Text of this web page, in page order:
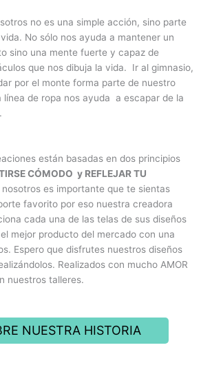
no es una simple acción, sino parte
No sólo nos ayuda a mantener un
sino una mente fuerte y capaz de
que nos dibuja la vida. Ir al gimnasio,
por el monte forma parte de nuestro
de ropa nos ayuda a escapar de la
están basadas en dos principios
CÓMODO y REFLEJAR TU
nosotros es importante que te sientas
favorito por eso nuestra creadora
cada una de las telas de sus diseños
mejor producto del mercado con una
Espero que disfrutes nuestros diseños
Realizados con mucho AMOR
nuestros talleres.
NUESTRA HISTORIA